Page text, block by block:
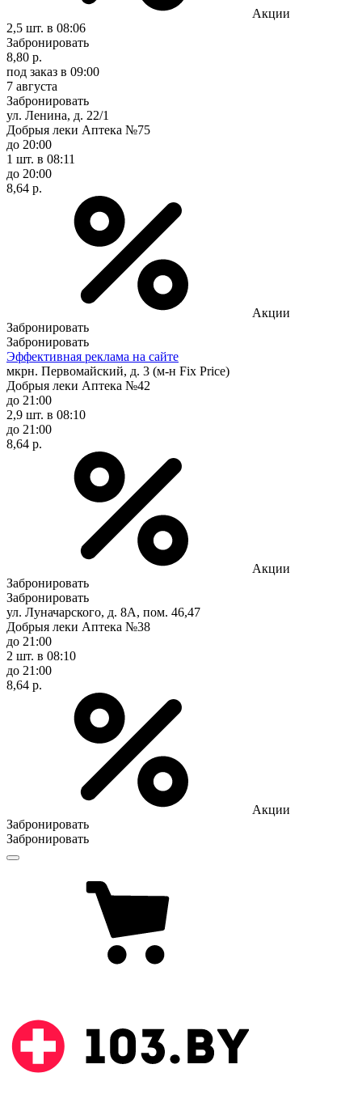
Акции
2,5 шт. в 08:06
Забронировать
8,80 р.
под заказ в 09:00
7 августа
Забронировать
ул. Ленина, д. 22/1
Добрыя леки Аптека №75
до 20:00
1 шт. в 08:11
до 20:00
8,64 р.
Акции
Забронировать
Забронировать
Эффективная реклама на сайте
мкрн. Первомайский, д. 3 (м-н Fix Рrice)
Добрыя леки Аптека №42
до 21:00
2,9 шт. в 08:10
до 21:00
8,64 р.
Акции
Забронировать
Забронировать
ул. Луначарского, д. 8А, пом. 46,47
Добрыя леки Аптека №38
до 21:00
2 шт. в 08:10
до 21:00
8,64 р.
Акции
Забронировать
Забронировать